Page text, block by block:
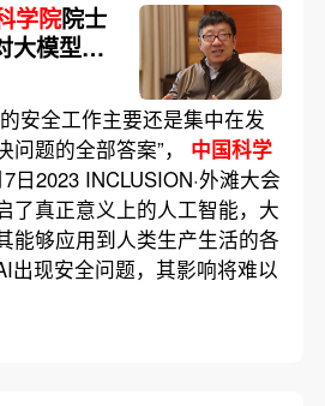
学院院士
大模型时
的安全工作主要还是集中在发
题的全部答案”， 中国科学
日2023 INCLUSION·外滩大会
了真正意义上的人工智能，大
能够应用到人类生产生活的各
出现安全问题，其影响将难以